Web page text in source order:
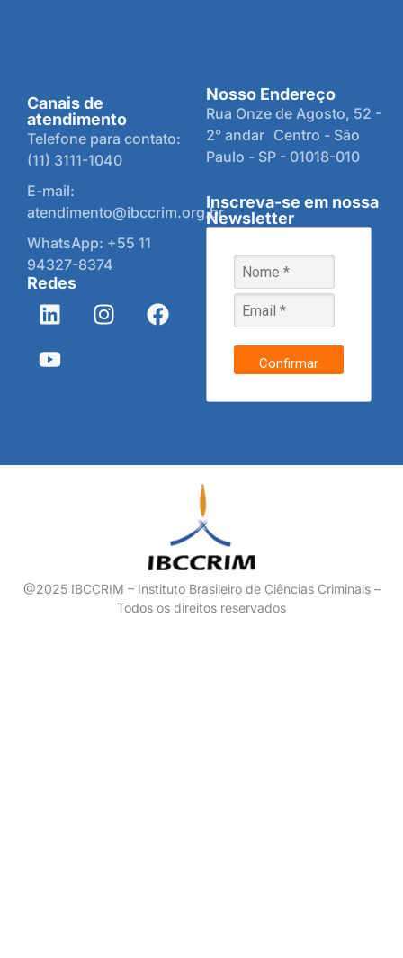
Canais de
atendimento
Telefone para contato:
(11) 3111-1040
E-mail:
atendimento@ibccrim.org.br
WhatsApp: +55 11
94327-8374
Redes
Nosso Endereço
Rua Onze de Agosto, 52 -
2° andar Centro - São
Paulo - SP - 01018-010
Inscreva-se em nossa
Newsletter
Confirmar
@2025 IBCCRIM – Instituto Brasileiro de Ciências Criminais –
Todos os direitos reservados